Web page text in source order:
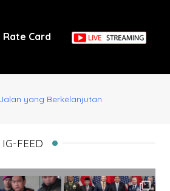
Rate Card
yang Berkelanjutan
FEED